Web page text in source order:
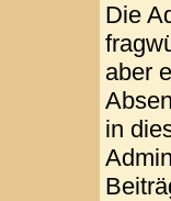
Die
aber
in